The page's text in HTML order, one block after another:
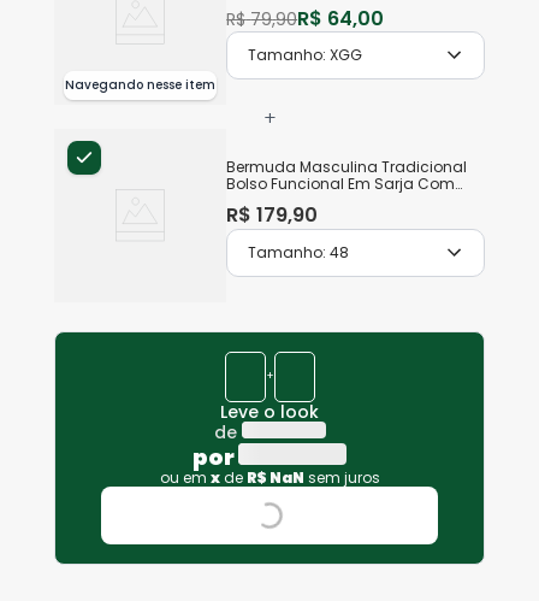
Navegando nesse item
R$ 79,90R$ 64,00
Tamanho:XGG
+
Bermuda Masculina Tradicional
Bolso Funcional Em Sarja Com
R$ 179,90
Tamanho:48
+
Leve o look
de
por
ou em x de R$ NaN sem juros